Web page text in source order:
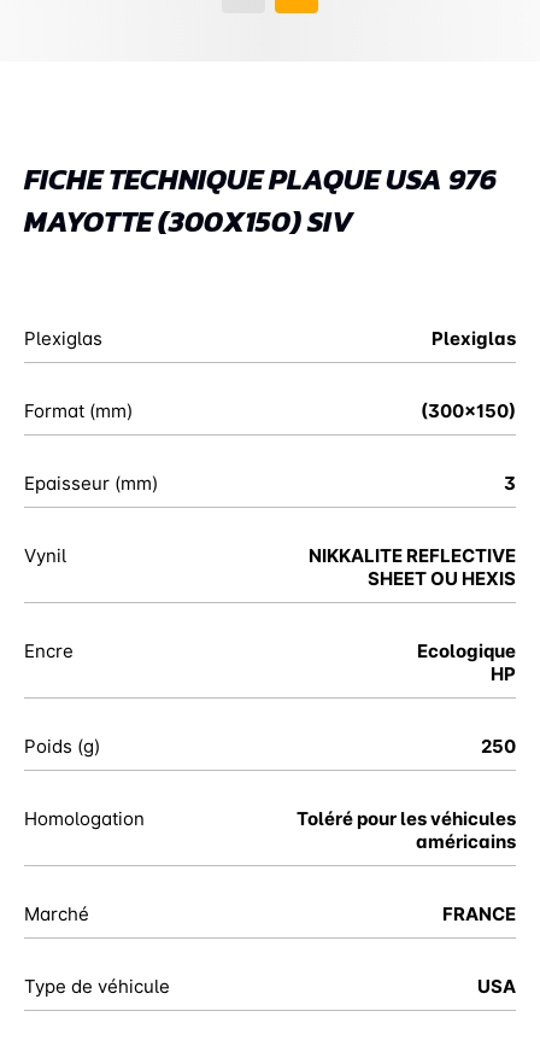
FICHE TECHNIQUE PLAQUE USA 976
MAYOTTE (300X150) SIV
Plexiglas Plexiglas
Format (mm) (300x150)
Epaisseur (mm) 3
Vynil
NIKKALITE REFLECTIVE
SHEET OU HEXIS
Encre
Ecologique
HP
Poids (g) 250
Homologation
Toléré pour les véhicules
américains
Marché FRANCE
Type de véhicule USA